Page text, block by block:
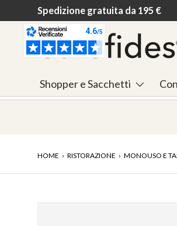
Passa ai contenuti
Spedizione gratuita da 195 €
Shopper e Sacchetti
HOME › RISTORAZIONE › MONOUSO E